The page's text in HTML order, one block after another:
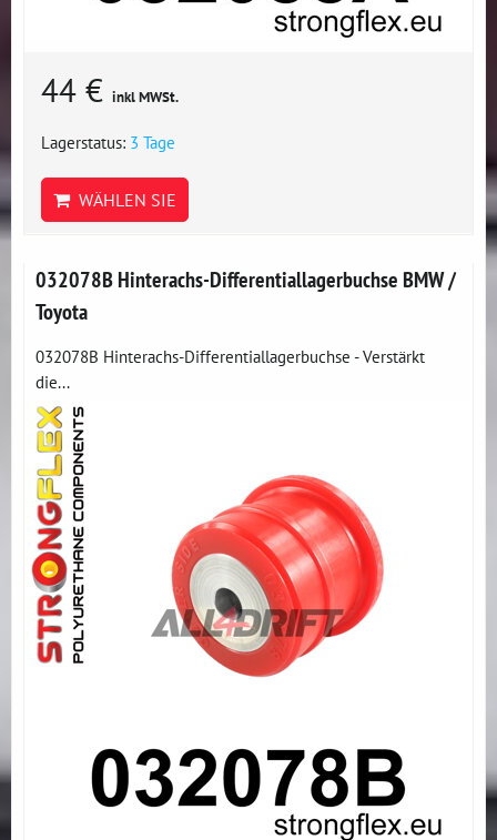
44 € inkl MWSt.
Lagerstatus: 3 Tage
WÄHLEN SIE
032078B Hinterachs-Differentiallagerbuchse BMW /
Toyota
032078B Hinterachs-Differentiallagerbuchse - Verstärkt
die...